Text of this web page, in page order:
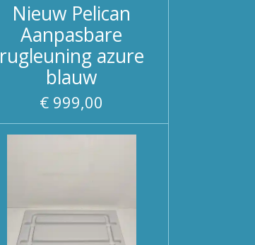
Nieuw Pelican
Aanpasbare
rugleuning azure
blauw
€ 999,00